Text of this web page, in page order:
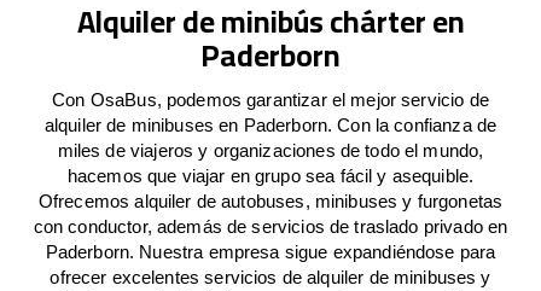
Alquiler de minibús chárter en
Paderborn
Con OsaBus, podemos garantizar el mejor servicio de
alquiler de minibuses en Paderborn. Con la confianza de
miles de viajeros y organizaciones de todo el mundo,
hacemos que viajar en grupo sea fácil y asequible.
Ofrecemos alquiler de autobuses, minibuses y furgonetas
con conductor, además de servicios de traslado privado en
Paderborn. Nuestra empresa sigue expandiéndose para
ofrecer excelentes servicios de alquiler de minibuses y